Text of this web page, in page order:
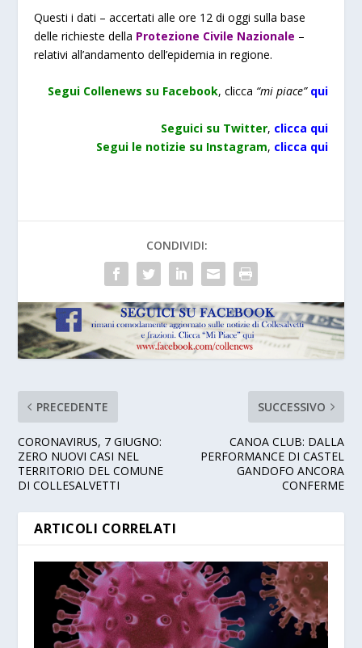
Questi i dati – accertati alle ore 12 di oggi sulla base
delle richieste della Protezione Civile Nazionale –
relativi all’andamento dell’epidemia in regione.
Segui Collenews su Facebook, clicca “mi piace” qui
Seguici su Twitter, clicca qui
Segui le notizie su Instagram, clicca qui
CONDIVIDI:
PRECEDENTE
CORONAVIRUS, 7 GIUGNO:
ZERO NUOVI CASI NEL
TERRITORIO DEL COMUNE
DI COLLESALVETTI
SUCCESSIVO
CANOA CLUB: DALLA
PERFORMANCE DI CASTEL
GANDOFO ANCORA
CONFERME
ARTICOLI CORRELATI